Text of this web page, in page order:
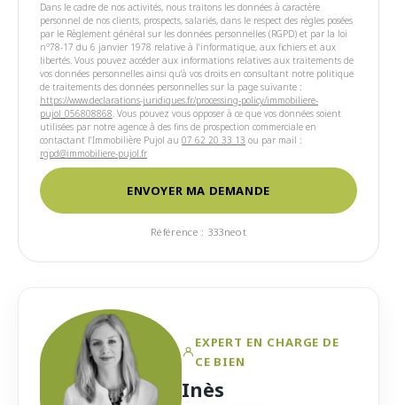
Dans le cadre de nos activités, nous traitons les données à caractère
personnel de nos clients, prospects, salariés, dans le respect des règles posées
par le Règlement général sur les données personnelles (RGPD) et par la loi
n°78-17 du 6 janvier 1978 relative à l'informatique, aux fichiers et aux
libertés. Vous pouvez accéder aux informations relatives aux traitements de
vos données personnelles ainsi qu'à vos droits en consultant notre politique
de traitements des données personnelles sur la page suivante :
https://www.declarations-juridiques.fr/processing-policy/immobiliere-
pujol_056808868. Vous pouvez vous opposer à ce que vos données soient
utilisées par notre agence à des fins de prospection commerciale en
contactant l'Immobilière Pujol au 07 62 20 33 13 ou par mail :
rgpd@immobiliere-pujol.fr
ENVOYER MA DEMANDE
Référence : 333neot
EXPERT EN CHARGE DE
CE BIEN
Inès